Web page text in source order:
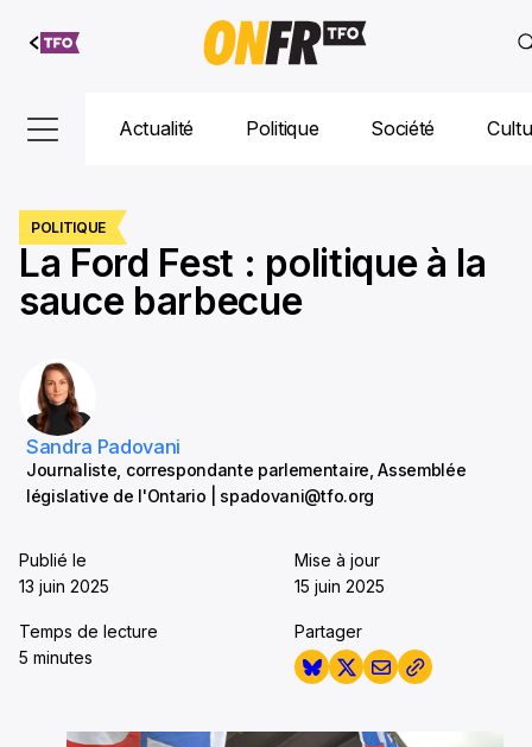
Aller au
contenu
Actualité Politique Société
POLITIQUE
La Ford Fest : politique à la
sauce barbecue
Sandra Padovani
Journaliste, correspondante parlementaire, Assemblée
législative de l'Ontario | spadovani@tfo.org
Publié le
13 juin 2025
Mise à jour
15 juin 2025
Temps de lecture
5 minutes
Partager